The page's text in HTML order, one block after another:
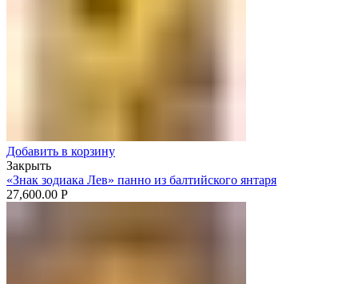
Добавить в корзину
Закрыть
«Знак зодиака Лев» панно из балтийского янтаря
27,600.00 Р